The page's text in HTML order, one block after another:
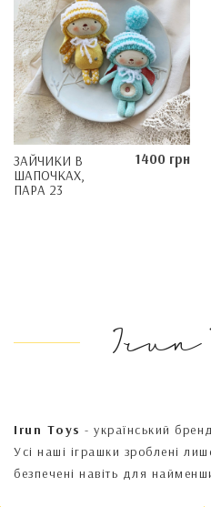
ЗАЙЧИКИ В
ШАПОЧКАХ,
ПАРА 23
1400 грн
Irun
Irun Toys - український
Усі наші іграшки зроблені
безпечені навіть для